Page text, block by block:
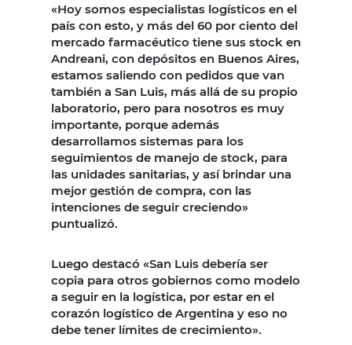
«Hoy somos especialistas logísticos en el
país con esto, y más del 60 por ciento del
mercado farmacéutico tiene sus stock en
Andreani, con depósitos en Buenos Aires,
estamos saliendo con pedidos que van
también a San Luis, más allá de su propio
laboratorio, pero para nosotros es muy
importante, porque además
desarrollamos sistemas para los
seguimientos de manejo de stock, para
las unidades sanitarias, y así brindar una
mejor gestión de compra, con las
intenciones de seguir creciendo»
puntualizó.
Luego destacó «San Luis debería ser
copia para otros gobiernos como modelo
a seguir en la logística, por estar en el
corazón logístico de Argentina y eso no
debe tener límites de crecimiento».